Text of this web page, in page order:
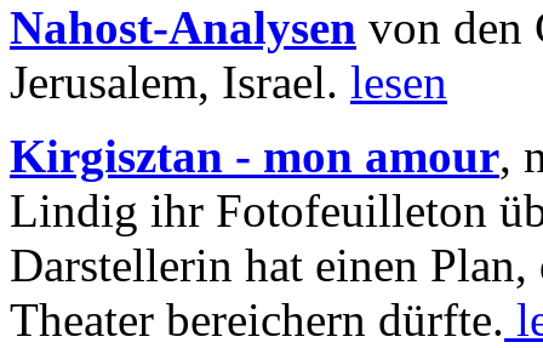
Nahost-Analysen von den
Jerusalem, Israel. lesen
Kirgisztan - mon amour,
Lindig ihr Fotofeuilleton
Darstellerin hat einen Plan,
Theater bereichern dürfte.